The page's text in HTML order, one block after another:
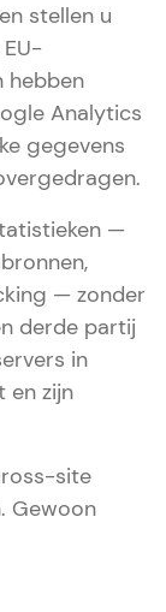
stellen u
hebben
Analytics
gegevens
—
— zonder
derde partij
in
en zijn
site
Gewoon